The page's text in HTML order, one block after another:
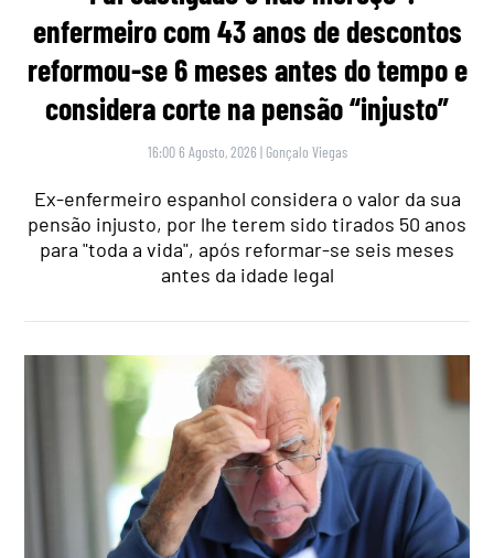
enfermeiro com 43 anos de descontos
reformou-se 6 meses antes do tempo e
considera corte na pensão “injusto”
16:00 6 Agosto, 2026 | Gonçalo Viegas
Ex-enfermeiro espanhol considera o valor da sua
pensão injusto, por lhe terem sido tirados 50 anos
para "toda a vida", após reformar-se seis meses
antes da idade legal